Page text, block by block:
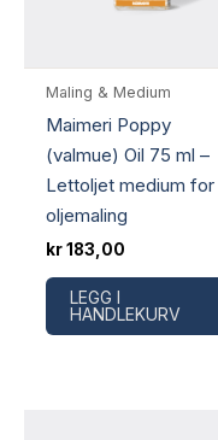
Maling & Medium
Maimeri Poppy
(valmue) Oil 75 ml –
Lettoljet medium for
oljemaling
kr183,00
LEGG I
HANDLEKURV